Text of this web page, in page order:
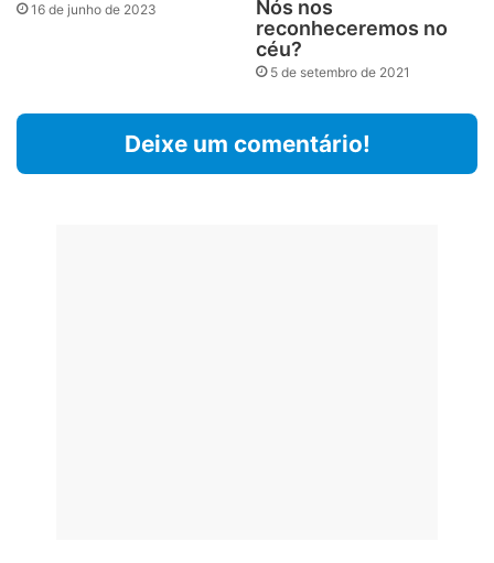
16 de junho de 2023
Nós nos
reconheceremos no
céu?
5 de setembro de 2021
Deixe um comentário!